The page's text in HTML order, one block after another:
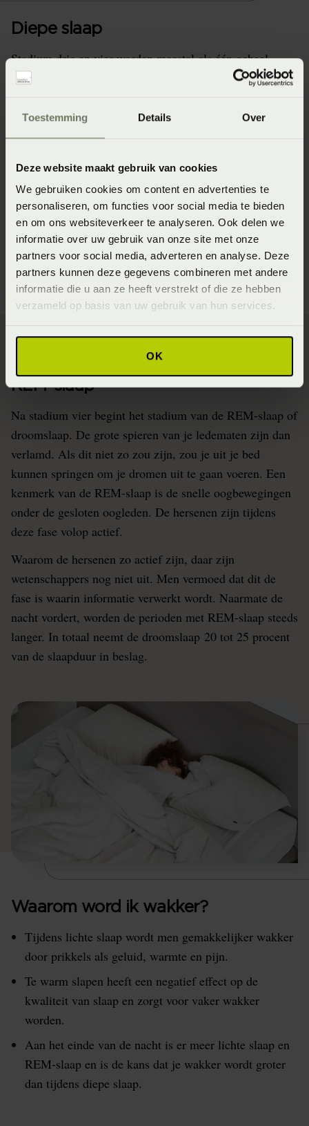
Toestemming Details Over
Deze website maakt gebruik van cookies
We gebruiken cookies om content en advertenties te
personaliseren, om functies voor social media te bieden
en om ons websiteverkeer te analyseren. Ook delen we
informatie over uw gebruik van onze site met onze
partners voor social media, adverteren en analyse. Deze
partners kunnen deze gegevens combineren met andere
informatie die u aan ze heeft verstrekt of die ze hebben
verzameld op basis van uw gebruik van hun services.
OK
Diepe slaap
Stadium drie en vier worden meestal als één geheel
beschouwd. In deze fase ben je erg ontspannen en
hartslag is langzaam en regelmatig.
Tijdens het begin van de nacht duurt deze fase erg lang.
Er komen groeihormonen vrij, je lichaam herstelt zich en
doet nieuwe kracht op.
Naarmate je ouder wordt, duren deze diepe slaapfasen
steeds korter. Je zult daardoor merken dat slapen lang
niet zo verfrissend werkt als voorheen.
REM-slaap
Na stadium vier begint het stadium van de REM-slaap of
droomslaap. De grote spieren van je ledematen zijn dan
verlamd. Als dit niet zo zou zijn, zou je uit je bed
kunnen springen om je dromen uit te gaan voeren. Een
kenmerk van de REM-slaap is de snelle oogbewegingen
onder de gesloten oogleden. De hersenen zijn tijdens
deze fase volop actief.
Waarom de hersenen zo actief zijn, daar zijn
wetenschappers nog niet uit. Men vermoed dat dit de
fase is waarin informatie verwerkt wordt. Naarmate de
nacht vordert, worden de perioden met REM-slaap steeds
langer. In totaal neemt de droomslaap 20 tot 25 procent
van de slaapduur in beslag.
Waarom word ik wakker?
Tijdens lichte slaap wordt men gemakkelijker wakker
door prikkels als geluid, warmte en pijn.
Te warm slapen heeft een negatief effect op de
kwaliteit van slaap en zorgt voor vaker wakker
worden.
Aan het einde van de nacht is er meer lichte slaap en
REM-slaap en is de kans dat je wakker wordt groter
dan tijdens diepe slaap.